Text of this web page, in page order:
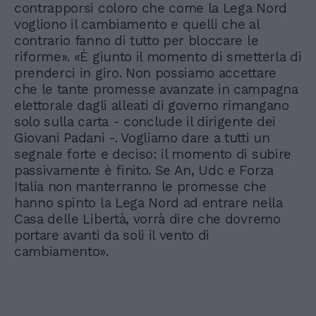
contrapporsi coloro che come la Lega Nord
vogliono il cambiamento e quelli che al
contrario fanno di tutto per bloccare le
riforme». «È giunto il momento di smetterla di
prenderci in giro. Non possiamo accettare
che le tante promesse avanzate in campagna
elettorale dagli alleati di governo rimangano
solo sulla carta - conclude il dirigente dei
Giovani Padani -. Vogliamo dare a tutti un
segnale forte e deciso: il momento di subire
passivamente è finito. Se An, Udc e Forza
Italia non manterranno le promesse che
hanno spinto la Lega Nord ad entrare nella
Casa delle Libertà, vorrà dire che dovremo
portare avanti da soli il vento di
cambiamento».